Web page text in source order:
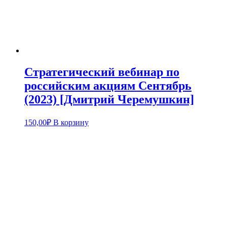
Стратегический вебинар по
российским акциям Сентябрь
(2023) [Дмитрий Черемушкин]
150,00₽ В корзину